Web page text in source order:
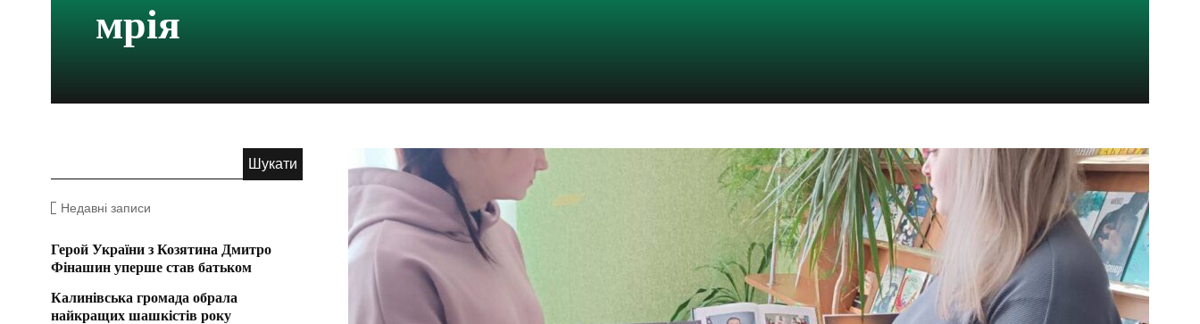
мрія
Недавні записи
Герой України з Козятина Дмитро
Фінашин уперше став батьком
Калинівська громада обрала
найкращих шашкістів року